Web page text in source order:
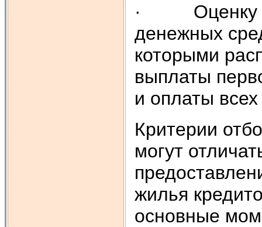
· Оценку
денежных
которыми
выплаты
и оплаты
Критерии
могут
жилья
основные